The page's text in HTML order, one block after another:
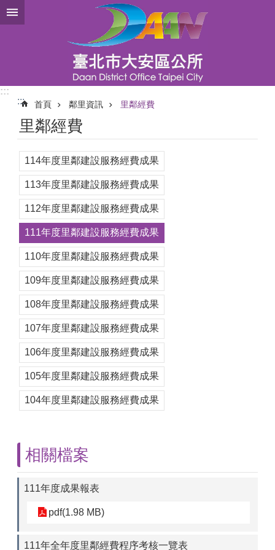
跳到主要內容區塊
:::
:::
首頁 鄰里資訊 里鄰經費
里鄰經費
114年度里鄰建設服務經費成果
113年度里鄰建設服務經費成果
112年度里鄰建設服務經費成果
111年度里鄰建設服務經費成果
110年度里鄰建設服務經費成果
109年度里鄰建設服務經費成果
108年度里鄰建設服務經費成果
107年度里鄰建設服務經費成果
106年度里鄰建設服務經費成果
105年度里鄰建設服務經費成果
104年度里鄰建設服務經費成果
相關檔案
111年度成果報表
pdf(1.98 MB)
111年全年度里鄰經費程序考核一覽表